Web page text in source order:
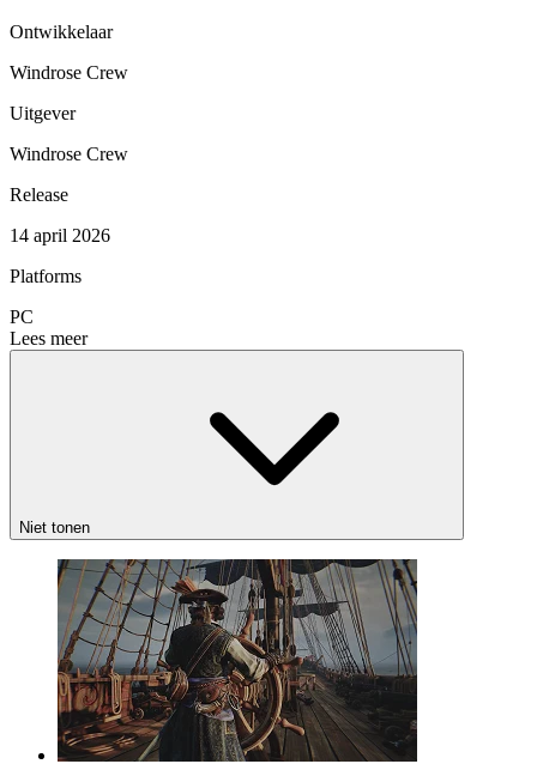
Ontwikkelaar
Windrose Crew
Uitgever
Windrose Crew
Release
14 april 2026
Platforms
PC
Lees meer
Niet tonen